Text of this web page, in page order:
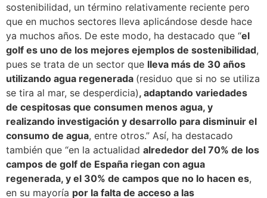
sostenibilidad, un término relativamente reciente pero
que en muchos sectores lleva aplicándose desde hace
ya muchos años. De este modo, ha destacado que “el
golf es uno de los mejores ejemplos de sostenibilidad,
pues se trata de un sector que lleva más de 30 años
utilizando agua regenerada (residuo que si no se utiliza
se tira al mar, se desperdicia), adaptando variedades
de cespitosas que consumen menos agua, y
realizando investigación y desarrollo para disminuir el
consumo de agua, entre otros.” Así, ha destacado
también que “en la actualidad alrededor del 70% de los
campos de golf de España riegan con agua
regenerada, y el 30% de campos que no lo hacen es,
en su mayoría por la falta de acceso a las